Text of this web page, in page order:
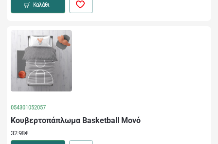
Καλάθι
054301052057
Κουβερτοπάπλωμα Basketball Μονό
32.98€